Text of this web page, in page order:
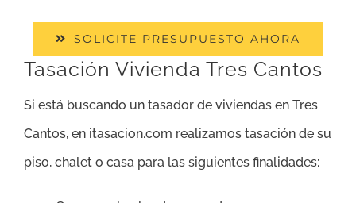
SOLICITE PRESUPUESTO AHORA
Tasación Vivienda Tres Cantos
Si está buscando un tasador de viviendas en Tres
Cantos, en itasacion.com realizamos tasación de su
piso, chalet o casa para las siguientes finalidades: